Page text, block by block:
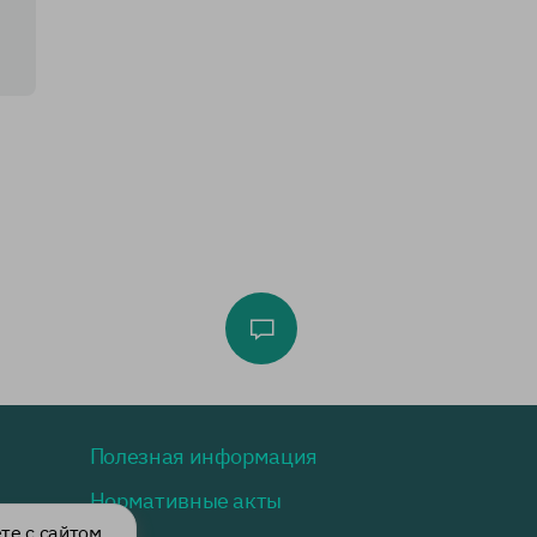
Полезная информация
Нормативные акты
с сайтом.